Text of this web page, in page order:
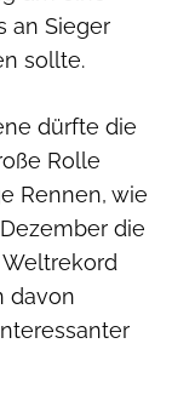
an Sieger
sollte.
dürfte die
Rolle
Rennen, wie
die
davon